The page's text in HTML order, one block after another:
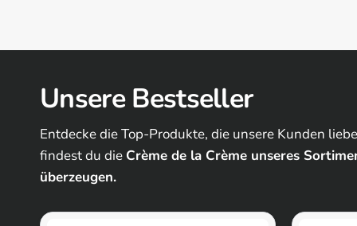
Unsere Bestseller
Entdecke die Top-Produkte, die unsere Kunden
findest du die Crème de la Crème unseres
überzeugen.